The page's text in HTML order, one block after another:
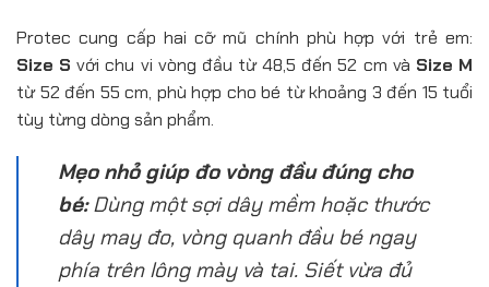
Protec cung cấp hai cỡ mũ chính phù hợp với trẻ em:
Size S với chu vi vòng đầu từ 48,5 đến 52 cm và Size M
từ 52 đến 55 cm, phù hợp cho bé từ khoảng 3 đến 15 tuổi
tùy từng dòng sản phẩm.
Mẹo nhỏ giúp đo vòng đầu đúng cho
bé:Dùng một sợi dây mềm hoặc thước
dây may đo, vòng quanh đầu bé ngay
phía trên lông mày và tai. Siết vừa đủ